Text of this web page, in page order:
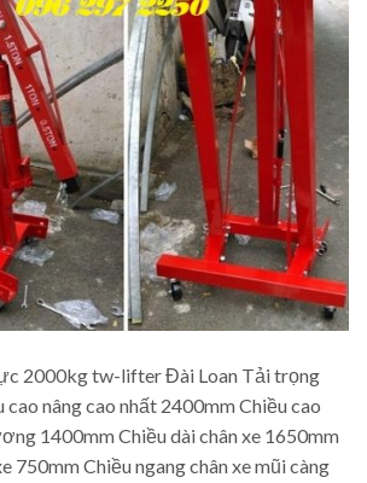
2000kg tw-lifter Đài Loan Tải trọng
nâng cao nhất 2400mm Chiều cao
1400mm Chiều dài chân xe 1650mm
750mm Chiều ngang chân xe mũi càng